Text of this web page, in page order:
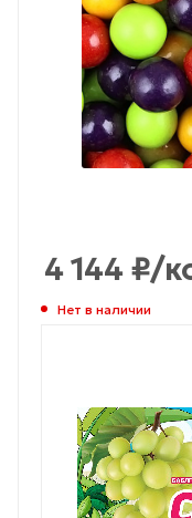
4 144 ₽/
Нет в наличии